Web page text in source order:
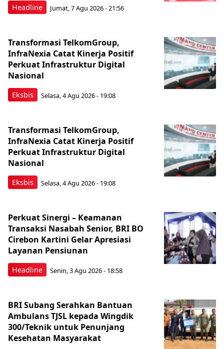
Headline Jumat, 7 Agu 2026 - 21:56
Eksbis
Transformasi TelkomGroup,
InfraNexia Catat Kinerja Positif
Perkuat Infrastruktur Digital
Nasional
Selasa, 4 Agu 2026 - 19:08
Eksbis
Transformasi TelkomGroup,
InfraNexia Catat Kinerja Positif
Perkuat Infrastruktur Digital
Nasional
Selasa, 4 Agu 2026 - 19:08
Headline
Perkuat Sinergi – Keamanan
Transaksi Nasabah Senior, BRI BO
Cirebon Kartini Gelar Apresiasi
Layanan Pensiunan
Senin, 3 Agu 2026 - 18:58
BRI Subang Serahkan Bantuan
Ambulans TJSL kepada Wingdik
300/Teknik untuk Penunjang
Kesehatan Masyarakat ​